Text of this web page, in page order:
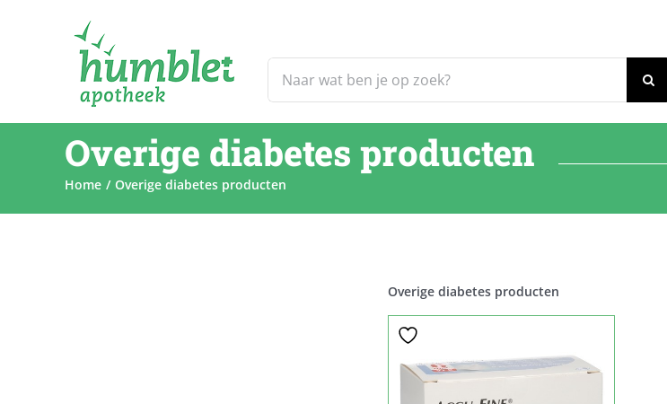
naar:
Overige diabetes producten
Home Overige diabetes producten
Overige diabetes producten